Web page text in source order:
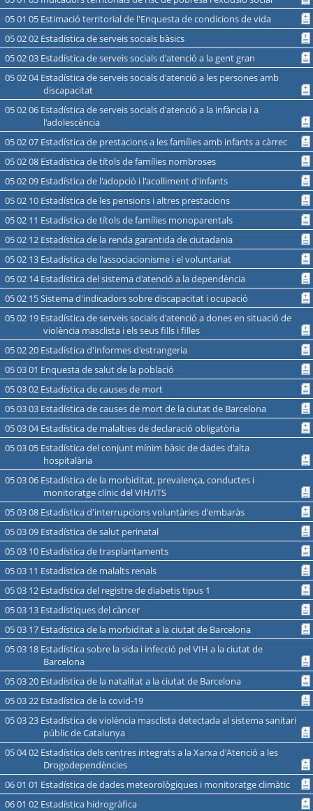
05 01 05 Estimació territorial de l'Enquesta de condicions de vida
05 02 02 Estadística de serveis socials bàsics
05 02 03 Estadística de serveis socials d'atenció a la gent gran
05 02 04 Estadística de serveis socials d'atenció a les persones amb
discapacitat
05 02 06 Estadística de serveis socials d'atenció a la infància i a
l'adolescència
05 02 07 Estadística de prestacions a les famílies amb infants a càrrec
05 02 08 Estadística de títols de famílies nombroses
05 02 09 Estadística de l'adopció i l'acolliment d'infants
05 02 10 Estadística de les pensions i altres prestacions
05 02 11 Estadística de títols de famílies monoparentals
05 02 12 Estadística de la renda garantida de ciutadania
05 02 13 Estadística de l'associacionisme i el voluntariat
05 02 14 Estadística del sistema d'atenció a la dependència
05 02 15 Sistema d'indicadors sobre discapacitat i ocupació
05 02 19 Estadística de serveis socials d'atenció a dones en situació de
violència masclista i els seus fills i filles
05 02 20 Estadística d'informes d'estrangeria
05 03 01 Enquesta de salut de la població
05 03 02 Estadística de causes de mort
05 03 03 Estadística de causes de mort de la ciutat de Barcelona
05 03 04 Estadística de malalties de declaració obligatòria
05 03 05 Estadística del conjunt mínim bàsic de dades d'alta
hospitalària
05 03 06 Estadística de la morbiditat, prevalença, conductes i
monitoratge clínic del VIH/ITS
05 03 08 Estadística d'interrupcions voluntàries d'embaràs
05 03 09 Estadística de salut perinatal
05 03 10 Estadística de trasplantaments
05 03 11 Estadística de malalts renals
05 03 12 Estadística del registre de diabetis tipus 1
05 03 13 Estadístiques del càncer
05 03 17 Estadística de la morbiditat a la ciutat de Barcelona
05 03 18 Estadística sobre la sida i infecció pel VIH a la ciutat de
Barcelona
05 03 20 Estadística de la natalitat a la ciutat de Barcelona
05 03 22 Estadística de la covid-19
05 03 23 Estadística de violència masclista detectada al sistema sanitari
públic de Catalunya
05 04 02 Estadística dels centres integrats a la Xarxa d'Atenció a les
Drogodependències
06 01 01 Estadística de dades meteorològiques i monitoratge climàtic
06 01 02 Estadística hidrogràfica